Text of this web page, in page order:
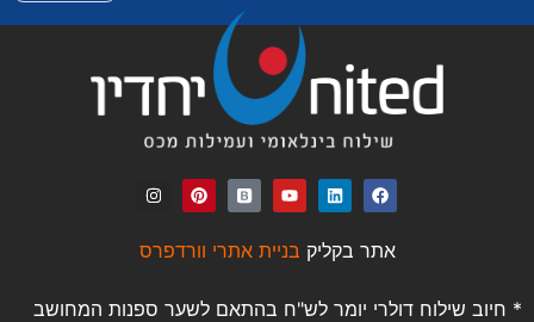
אתר בקליק בניית אתרי וורדפרס
* חיוב שילוח דולרי יומר לש"ח בהתאם לשער ספנות המחושב